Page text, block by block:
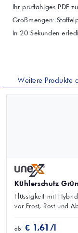
Ihr prüffähiges PDF
Großmengen:
In 20 Sekunden
Weitere Produkte
Kühlerschutz
Flüssigkeit mit
vor Frost, Rost und
ab € 1,61/l